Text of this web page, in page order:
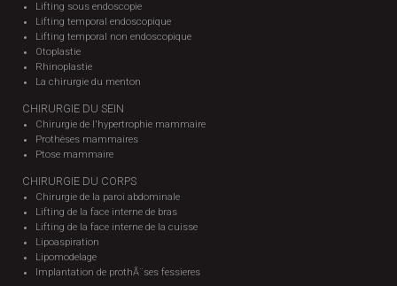
Lifting sous endoscopie
Lifting temporal endoscopique
Lifting temporal non endoscopique
Otoplastie
Rhinoplastie
La chirurgie du menton
CHIRURGIE DU SEIN
Chirurgie de l'hypertrophie mammaire
Prothèses mammaires
Ptose mammaire
CHIRURGIE DU CORPS
Chirurgie de la paroi abdominale
Lifting de la face interne de bras
Lifting de la face interne de la cuisse
Lipoaspiration
Lipomodelage
Implantation de prothÃ¨ses fessieres